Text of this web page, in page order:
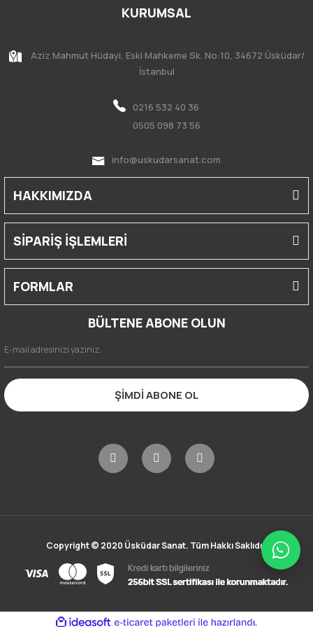
KURUMSAL
Aziz Mahmut Hüdayi, Eski Mahkeme Sk. No:10, 34672 Üsküdar/
İstanbul
0216 532 40 36
0505 098 73 56
info@uskudarsanat.com
HAKKIMIZDA
SİPARİŞ İŞLEMLERİ
FORMLAR
BÜLTENE ABONE OLUN
ŞİMDİ ABONE OL
Copyright © 2020 Üsküdar Sanat. Tüm Hakkı Saklıdır.
ideasoft e-